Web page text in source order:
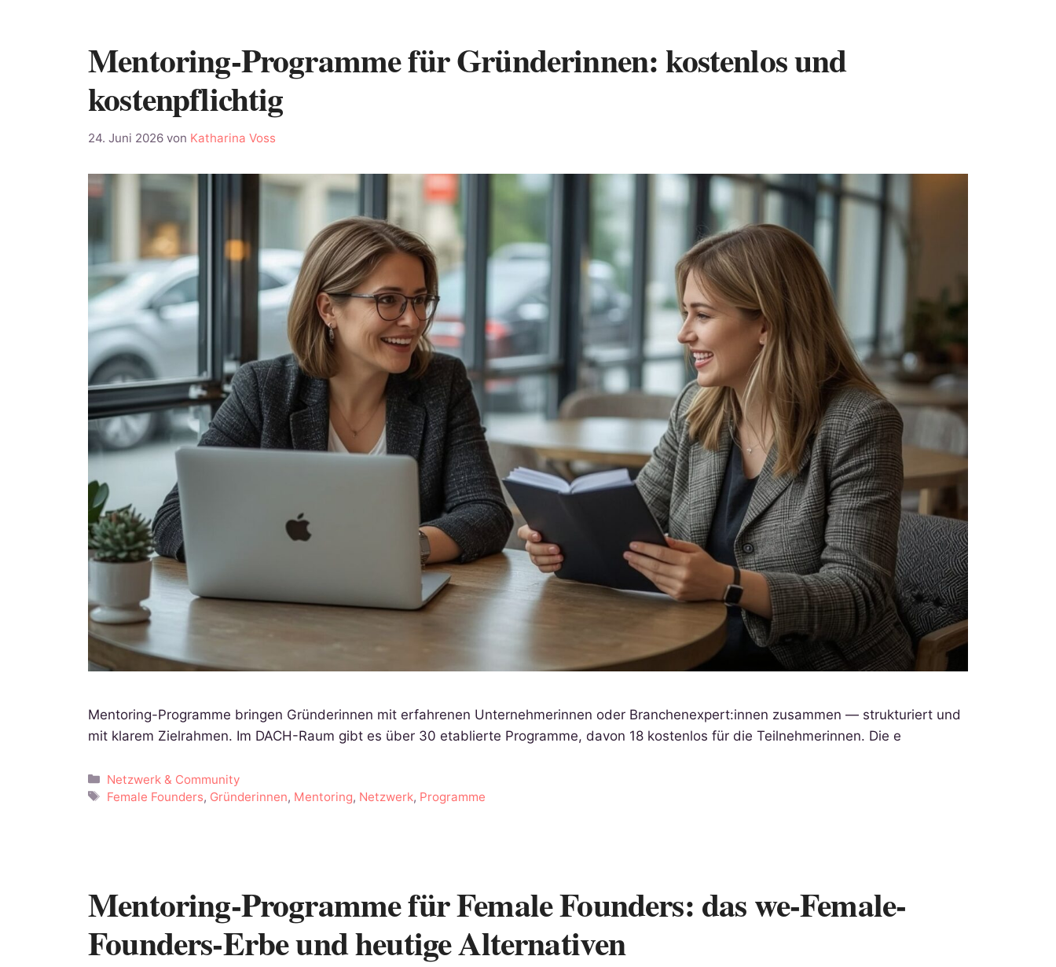
Mentoring-Programme für Gründerinnen: kostenlos und
kostenpflichtig
24. Juni 2026 von Katharina Voss
Mentoring-Programme bringen Gründerinnen mit erfahrenen Unternehmerinnen oder Branchenexpert:innen zusammen — strukturiert und
mit klarem Zielrahmen. Im DACH-Raum gibt es über 30 etablierte Programme, davon 18 kostenlos für die Teilnehmerinnen. Die e
Kategorien
Netzwerk & Community
Schlagwörter
Female Founders, Gründerinnen, Mentoring, Netzwerk, Programme
Mentoring-Programme für Female Founders: das we-Female-
Founders-Erbe und heutige Alternativen